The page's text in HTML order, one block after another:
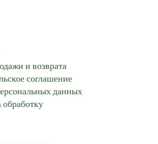
и возврата
соглашение
данных
обработку